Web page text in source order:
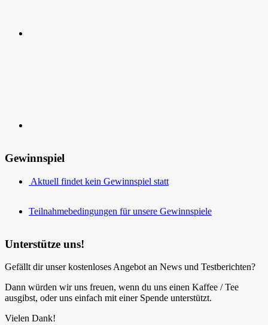
Gewinnspiel
Aktuell findet kein Gewinnspiel statt
Teilnahmebedingungen für unsere Gewinnspiele
Unterstütze uns!
Gefällt dir unser kostenloses Angebot an News und Testberichten?
Dann würden wir uns freuen, wenn du uns einen Kaffee / Tee
ausgibst, oder uns einfach mit einer Spende unterstützt.
Vielen Dank!